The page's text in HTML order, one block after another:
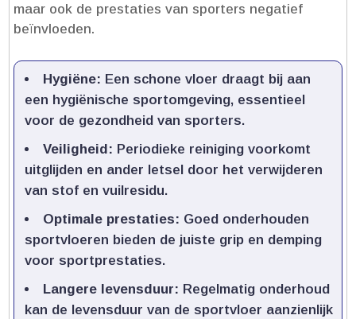
maar ook de prestaties van sporters negatief
beïnvloeden.​
Hygiëne: Een schone vloer draagt bij aan
een hygiënische sportomgeving, essentieel
voor de gezondheid van sporters.​
Veiligheid: Periodieke reiniging voorkomt
uitglijden en ander letsel door het verwijderen
van stof en vuilresidu.​
Optimale prestaties: Goed onderhouden
sportvloeren bieden de juiste grip en demping
voor sportprestaties.​
Langere levensduur: Regelmatig onderhoud
kan de levensduur van de sportvloer aanzienlijk